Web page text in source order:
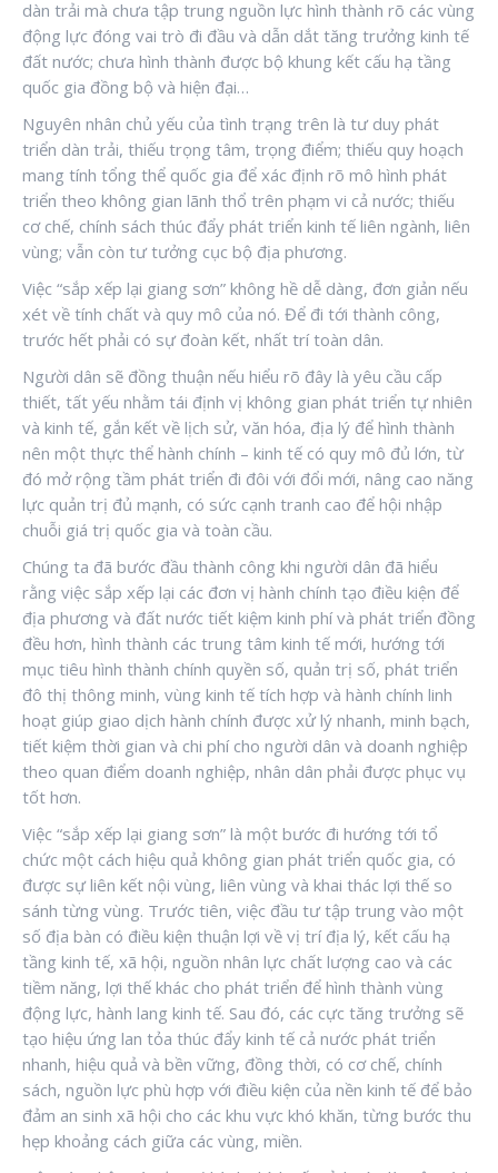
dàn trải mà chưa tập trung nguồn lực hình thành rõ các vùng
động lực đóng vai trò đi đầu và dẫn dắt tăng trưởng kinh tế
đất nước; chưa hình thành được bộ khung kết cấu hạ tầng
quốc gia đồng bộ và hiện đại…
Nguyên nhân chủ yếu của tình trạng trên là tư duy phát
triển dàn trải, thiếu trọng tâm, trọng điểm; thiếu quy hoạch
mang tính tổng thể quốc gia để xác định rõ mô hình phát
triển theo không gian lãnh thổ trên phạm vi cả nước; thiếu
cơ chế, chính sách thúc đẩy phát triển kinh tế liên ngành, liên
vùng; vẫn còn tư tưởng cục bộ địa phương.
Việc “sắp xếp lại giang sơn” không hề dễ dàng, đơn giản nếu
xét về tính chất và quy mô của nó. Để đi tới thành công,
trước hết phải có sự đoàn kết, nhất trí toàn dân.
Người dân sẽ đồng thuận nếu hiểu rõ đây là yêu cầu cấp
thiết, tất yếu nhằm tái định vị không gian phát triển tự nhiên
và kinh tế, gắn kết về lịch sử, văn hóa, địa lý để hình thành
nên một thực thể hành chính – kinh tế có quy mô đủ lớn, từ
đó mở rộng tầm phát triển đi đôi với đổi mới, nâng cao năng
lực quản trị đủ mạnh, có sức cạnh tranh cao để hội nhập
chuỗi giá trị quốc gia và toàn cầu.
Chúng ta đã bước đầu thành công khi người dân đã hiểu
rằng việc sắp xếp lại các đơn vị hành chính tạo điều kiện để
địa phương và đất nước tiết kiệm kinh phí và phát triển đồng
đều hơn, hình thành các trung tâm kinh tế mới, hướng tới
mục tiêu hình thành chính quyền số, quản trị số, phát triển
đô thị thông minh, vùng kinh tế tích hợp và hành chính linh
hoạt giúp giao dịch hành chính được xử lý nhanh, minh bạch,
tiết kiệm thời gian và chi phí cho người dân và doanh nghiệp
theo quan điểm doanh nghiệp, nhân dân phải được phục vụ
tốt hơn.
Việc “sắp xếp lại giang sơn” là một bước đi hướng tới tổ
chức một cách hiệu quả không gian phát triển quốc gia, có
được sự liên kết nội vùng, liên vùng và khai thác lợi thế so
sánh từng vùng. Trước tiên, việc đầu tư tập trung vào một
số địa bàn có điều kiện thuận lợi về vị trí địa lý, kết cấu hạ
tầng kinh tế, xã hội, nguồn nhân lực chất lượng cao và các
tiềm năng, lợi thế khác cho phát triển để hình thành vùng
động lực, hành lang kinh tế. Sau đó, các cực tăng trưởng sẽ
tạo hiệu ứng lan tỏa thúc đẩy kinh tế cả nước phát triển
nhanh, hiệu quả và bền vững, đồng thời, có cơ chế, chính
sách, nguồn lực phù hợp với điều kiện của nền kinh tế để bảo
đảm an sinh xã hội cho các khu vực khó khăn, từng bước thu
hẹp khoảng cách giữa các vùng, miền.